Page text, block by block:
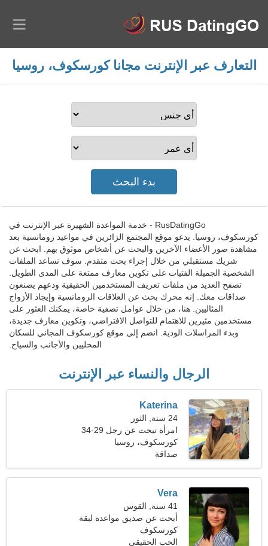
التعارف عبر الإنترنت مجانا كورسكوف، روسيا
RusDatingGo - خدمة المواعدة الشهيرة عبر الإنترنت في
كورسكوف، روسيا. يدعو موقع المجتمع الزائرين في مواعيد رومانسية بعد
مشاهدة صور الأعضاء الآخرين والبحث عن أشخاص موثوق بهم. ابحث عن
شريك مستقبلي من خلال إجراء بحث متقدم. سوف تساعد الملفات
الشخصية الجميلة الفتيات على تكوين معارف ممتعة على المدى الطويل.
تصفح العديد من ملفات تعريف المستخدمين الحقيقية ودعهم يصنعون
صداقات معك. إنه محرك بحث عن العلاقات الرومانسية وإيجاد الأزواج
المثاليين. هنا، من خلال عوامل تصفية خاصة، يمكنك العثور على
مستخدمين مثيرين للاهتمام للتواصل الافتراضي، وتكوين معارف جديدة،
وبدء المراسلات الودية. انضم إلى موقع كورسكوف المجاني للسكان
المحليين والأجانب والسياح.
الرجال والنساء عبر الإنترنت
Katerina
24 سنة, الثور
امرأة تبحث عن رجل 29-34
كورسكوف، روسيا
صداقة
Vera
41 سنة, القوس
أبحث عن صديق مواعدة لبقة
كورسكوف
الحب الحقيقي